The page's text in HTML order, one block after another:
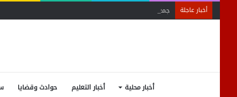
أخبار عاجلة جمعية الخبراء: 5 مميزات ضريبية في مبادرة «مزرعتك في مصر»
أخبار محلية أخبار التعليم حوادث وقضايا